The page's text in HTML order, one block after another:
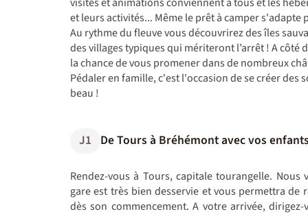
et leurs activités... Même le prêt à camper
Au rythme du fleuve vous découvrirez des îles
des villages typiques qui mériteront l’arrêt ! A
la chance de vous promener dans de nombreux
Pédaler en famille, c'est l'occasion de se créer des
beau !
J1 De Tours à Bréhémont avec vos
Rendez-vous à Tours, capitale tourangelle.
gare est très bien desservie et vous permettra
dès son commencement. A votre arrivée,